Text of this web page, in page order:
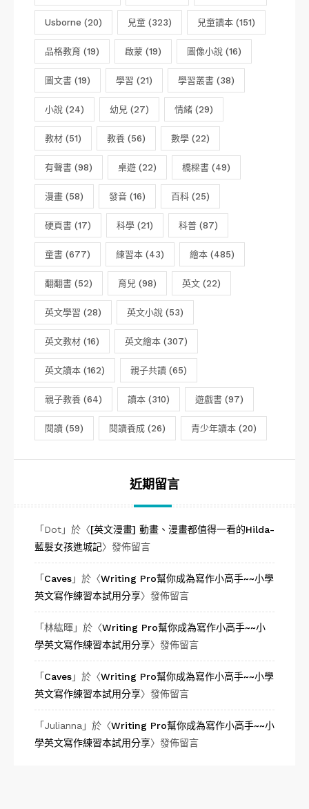
Usborne (20) 兒童 (323) 兒童讀本 (151)
品格教育 (19) 啟蒙 (19) 圖像小說 (16)
圖文書 (19) 學習 (21) 學習叢書 (38)
小說 (24) 幼兒 (27) 情緒 (29)
教材 (51) 教養 (56) 數學 (22)
有聲書 (98) 桌遊 (22) 橋樑書 (49)
漫畫 (58) 發音 (16) 百科 (25)
硬頁書 (17) 科學 (21) 科普 (87)
童書 (677) 練習本 (43) 繪本 (485)
翻翻書 (52) 育兒 (98) 英文 (22)
英文學習 (28) 英文小說 (53)
英文教材 (16) 英文繪本 (307)
英文讀本 (162) 親子共讀 (65)
親子教養 (64) 讀本 (310) 遊戲書 (97)
閱讀 (59) 閱讀養成 (26) 青少年讀本 (20)
近期留言
「 Dot」於〈[英文漫畫] 動畫、漫畫都值得一看的Hilda-
藍髮女孩進城記〉發佈留言
「 Caves」於〈Writing Pro幫你成為寫作小高手~~小學
英文寫作練習本試用分享〉發佈留言
「林紘暉 」於〈Writing Pro幫你成為寫作小高手~~小
學英文寫作練習本試用分享〉發佈留言
「 Caves」於〈Writing Pro幫你成為寫作小高手~~小學
英文寫作練習本試用分享〉發佈留言
「 Julianna 」於〈Writing Pro幫你成為寫作小高手~~小
學英文寫作練習本試用分享〉發佈留言